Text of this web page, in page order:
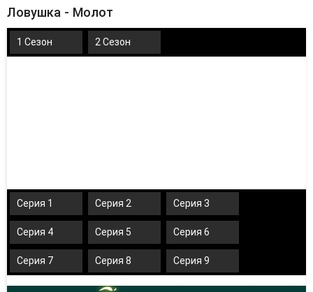
Ловушка - Молот
1 Сезон 2 Сезон
Серия 1 Серия 2 Серия 3
Серия 4 Серия 5 Серия 6
Серия 7 Серия 8 Серия 9